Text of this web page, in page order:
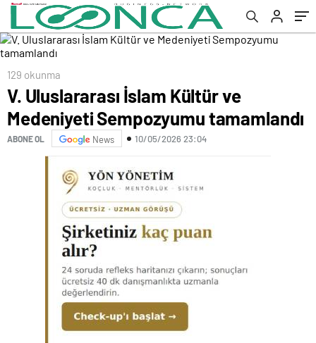
129 okunma
V. Uluslararası İslam Kültür ve
Medeniyeti Sempozyumu tamamlandı
ABONE OL News 10/05/2026 23:04